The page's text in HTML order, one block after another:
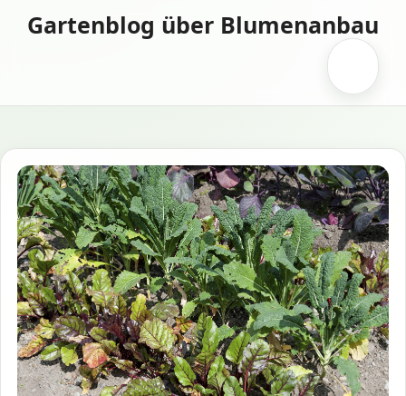
InhaltGartenblog über Blumenanbau